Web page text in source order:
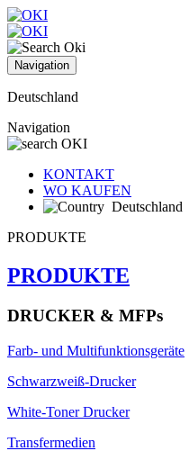
Navigation
Deutschland
Navigation
KONTAKT
WO KAUFEN
Deutschland
PRODUKTE
PRODUKTE
DRUCKER & MFPs
Farb- und Multifunktionsgeräte
Schwarzweiß-Drucker
White-Toner Drucker
Transfermedien